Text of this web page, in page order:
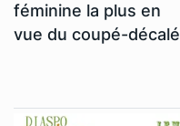
féminine la plus en
vue du coupé-décalé